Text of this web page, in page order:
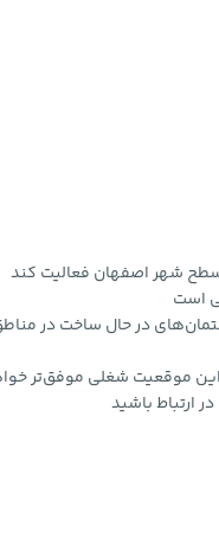
شهر اصفهان فعالیت کند
است
در حال ساخت در
این موقعیت شغلی موفق‌تر
ارتباط باشید